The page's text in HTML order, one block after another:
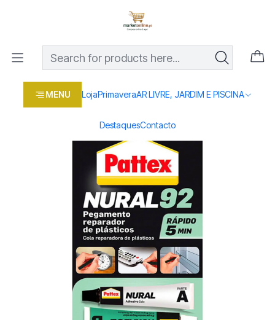
MENU LojaPrimaveraAR LIVRE, JARDIM E PISCINA
DestaquesContacto
Os melhores preços em produtos para casa, jardim e bricolage
Loja Casa e conforto
BRICOLAGE E FERRAMENTAS
Cola Pattex Nural92 22ML